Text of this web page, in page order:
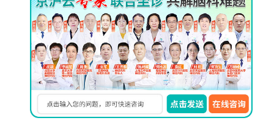
脑立体定
向仪
详情
巴氏MVD